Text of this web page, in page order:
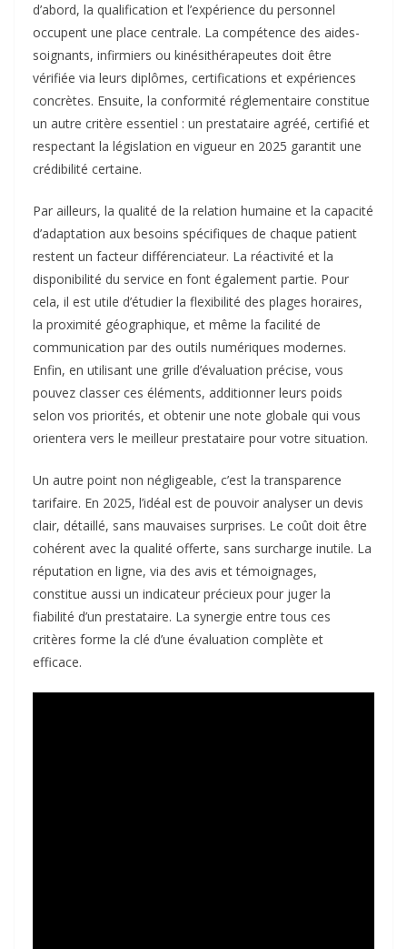
d’abord, la qualification et l’expérience du personnel
occupent une place centrale. La compétence des aides-
soignants, infirmiers ou kinésithérapeutes doit être
vérifiée via leurs diplômes, certifications et expériences
concrètes. Ensuite, la conformité réglementaire constitue
un autre critère essentiel : un prestataire agréé, certifié et
respectant la législation en vigueur en 2025 garantit une
crédibilité certaine.
Par ailleurs, la qualité de la relation humaine et la capacité
d’adaptation aux besoins spécifiques de chaque patient
restent un facteur différenciateur. La réactivité et la
disponibilité du service en font également partie. Pour
cela, il est utile d’étudier la flexibilité des plages horaires,
la proximité géographique, et même la facilité de
communication par des outils numériques modernes.
Enfin, en utilisant une grille d’évaluation précise, vous
pouvez classer ces éléments, additionner leurs poids
selon vos priorités, et obtenir une note globale qui vous
orientera vers le meilleur prestataire pour votre situation.
Un autre point non négligeable, c’est la transparence
tarifaire. En 2025, l’idéal est de pouvoir analyser un devis
clair, détaillé, sans mauvaises surprises. Le coût doit être
cohérent avec la qualité offerte, sans surcharge inutile. La
réputation en ligne, via des avis et témoignages,
constitue aussi un indicateur précieux pour juger la
fiabilité d’un prestataire. La synergie entre tous ces
critères forme la clé d’une évaluation complète et
efficace.